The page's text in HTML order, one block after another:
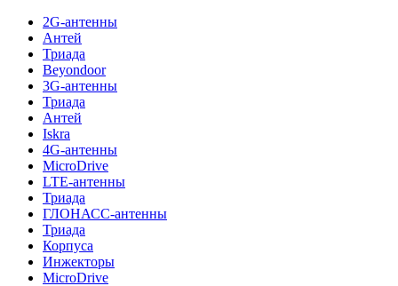
2G-антенны
Антей
Триада
Beyondoor
3G-антенны
Триада
Антей
Iskra
4G-антенны
MicroDrive
LTE-антенны
Триада
ГЛОНАСС-антенны
Триада
Корпуса
Инжекторы
MicroDrive